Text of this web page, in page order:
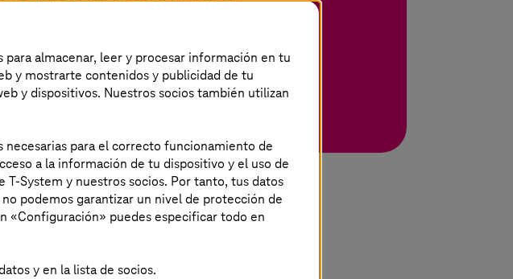
la integración de TI/TO.
digitales y big data
almacenar, leer y procesar información en tu
y mostrarte contenidos y publicidad de tu
y dispositivos. Nuestros socios también utilizan
necesarias para el correcto funcionamiento de
a la información de tu dispositivo y el uso de
System y nuestros socios. Por tanto, tus datos
podemos garantizar un nivel de protección de
«Configuración» puedes especificar todo en
y en la lista de socios.